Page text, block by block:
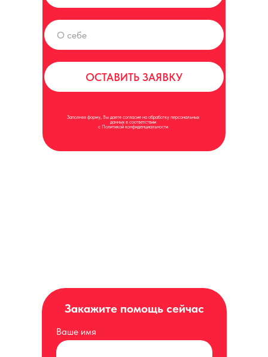
Заполняя форму, Вы даете согласие на обработку персональных
данных в соответствии
с Политикой конфиденциальности
ОСТАВИТЬ ЗАЯВКУ
Закажите помощь сейчас
Ваше имя